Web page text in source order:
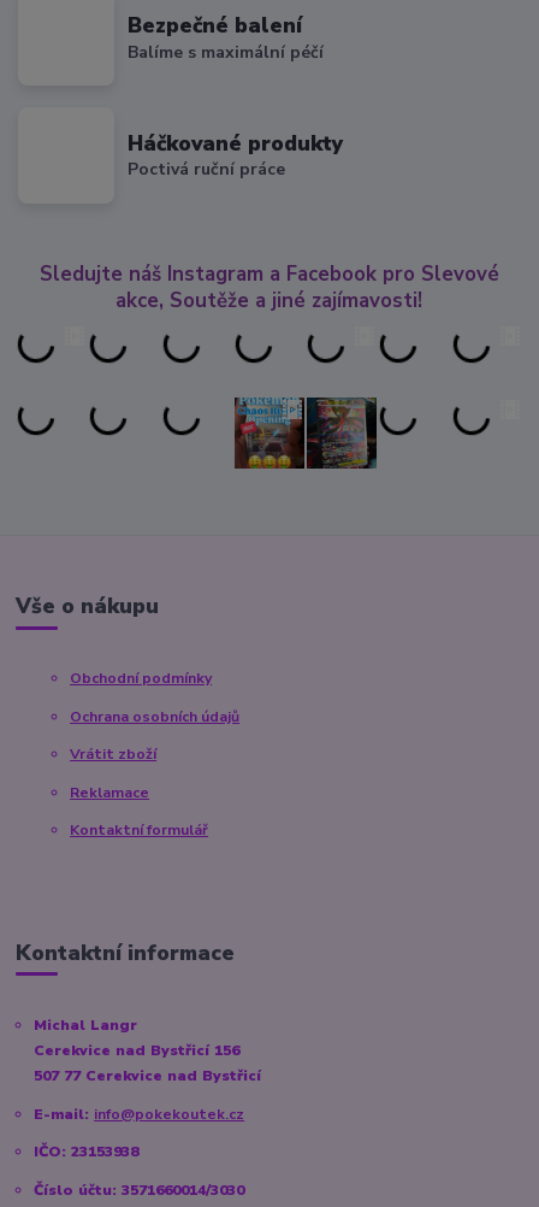
Bezpečné balení
Balíme s maximální péčí
Háčkované produkty
Poctivá ruční práce
Sledujte náš Instagram a Facebook pro Slevové
akce, Soutěže a jiné zajímavosti!
Vše o nákupu
Obchodní podmínky
Ochrana osobních údajů
Vrátit zboží
Reklamace
Kontaktní formulář
Kontaktní informace
Michal Langr
Cerekvice nad Bystřicí 156
507 77 Cerekvice nad Bystřicí
E-mail: info@pokekoutek.cz
IČO: 23153938
Číslo účtu: 3571660014/3030